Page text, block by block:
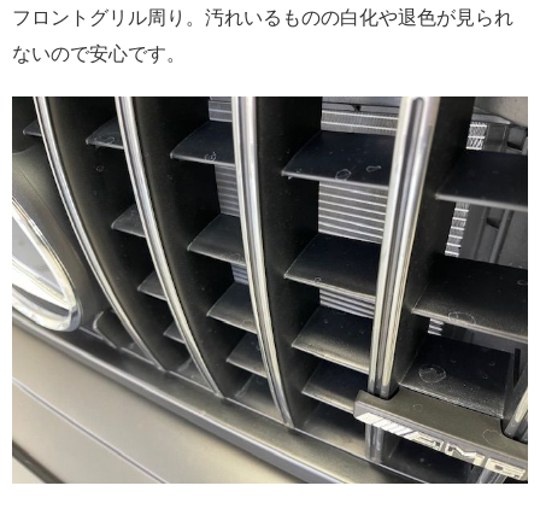
フロントグリル周り。汚れいるものの白化や退色が見られ
ないので安心です。